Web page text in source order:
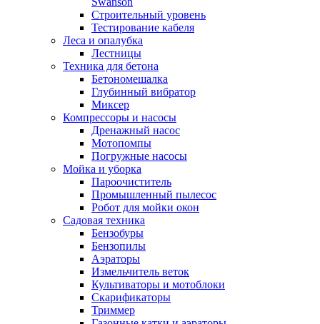
Строительный уровень
Тестирование кабеля
Леса и опалубка
Лестницы
Техника для бетона
Бетономешалка
Глубинный вибратор
Миксер
Компрессоры и насосы
Дренажный насос
Мотопомпы
Погружные насосы
Мойка и уборка
Пароочиститель
Промышленный пылесос
Робот для мойки окон
Садовая техника
Бензобуры
Бензопилы
Аэраторы
Измельчитель веток
Культиваторы и мотоблоки
Скарификаторы
Триммер